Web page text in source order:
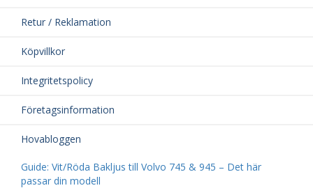
Retur / Reklamation
Köpvillkor
Integritetspolicy
Företagsinformation
Hovabloggen
Guide: Vit/Röda Bakljus till Volvo 745 & 945 – Det här
passar din modell